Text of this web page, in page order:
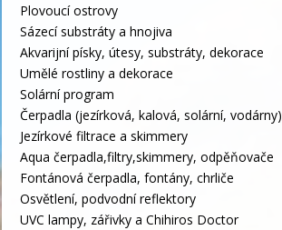
Plovoucí ostrovy
Sázecí substráty a hnojiva
Akvarijní písky, útesy, substráty, dekorace
Umělé rostliny a dekorace
Solární program
Čerpadla (jezírková, kalová, solární, vodárny)
Jezírkové filtrace a skimmery
Aqua čerpadla,filtry,skimmery, odpěňovače
Fontánová čerpadla, fontány, chrliče
Osvětlení, podvodní reflektory
UVC lampy, zářivky a Chihiros Doctor